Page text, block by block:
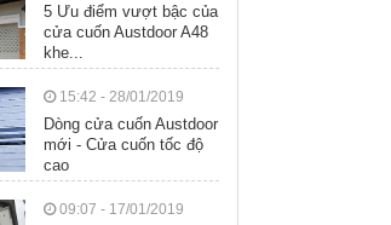
5 Ưu điểm vượt bậc của
cửa cuốn Austdoor A48
khe...
15:42 - 28/01/2019
Dòng cửa cuốn Austdoor
mới - Cửa cuốn tốc độ
cao
09:07 - 17/01/2019